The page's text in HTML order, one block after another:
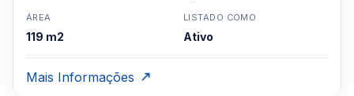
ÁREA
119 m2
LISTADO COMO
Ativo
Mais Informações